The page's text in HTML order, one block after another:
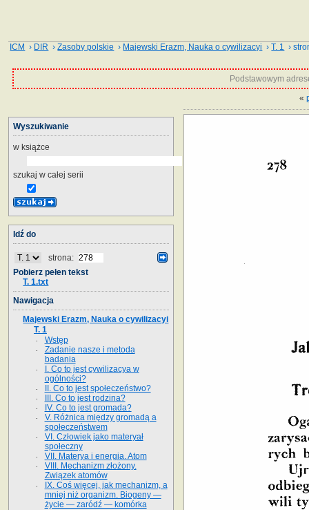
ICM › DIR ›Zasoby polskie › Majewski Erazm, Nauka o cywilizacyi ›T. 1 ›
Podstawowym
«
Wyszukiwanie
w książce
szukaj w całej serii
Idź do
strona:
Pobierz pełen tekst
T. 1.txt
Nawigacja
Majewski Erazm, Nauka o cywilizacyi
T. 1
Wstęp
Zadanie nasze i metoda
badania
I. Co to jest cywilizacya w
ogólności?
II. Co to jest społeczeństwo?
III. Co to jest rodzina?
IV. Co to jest gromada?
V. Różnica między gromadą a
społeczeństwem
VI. Człowiek jako materyał
społeczny
VII. Materya i energia. Atom
VIII. Mechanizm złożony.
Związek atomów
IX. Coś więcej, jak mechanizm, a
mniej niż organizm. Biogeny —
życie — zaródź — komórka